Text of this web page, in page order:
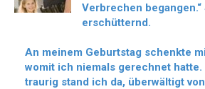
Verbrechen
erschütternd.
An meinem Geburtstag schenkte
womit ich niemals gerechnet hatte.
traurig stand ich da, überwältigt